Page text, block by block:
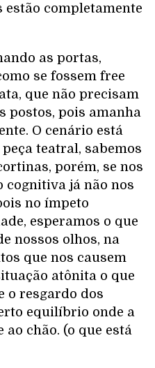
completamente
as portas,
se fossem free
que não precisam
postos, pois amanha
O cenário está
teatral, sabemos
porém, se nos
cognitiva já não nos
no ímpeto
esperamos o que
nossos olhos, na
que nos causem
atônita o que
o resgardo dos
equilíbrio onde a
chão. (o que está